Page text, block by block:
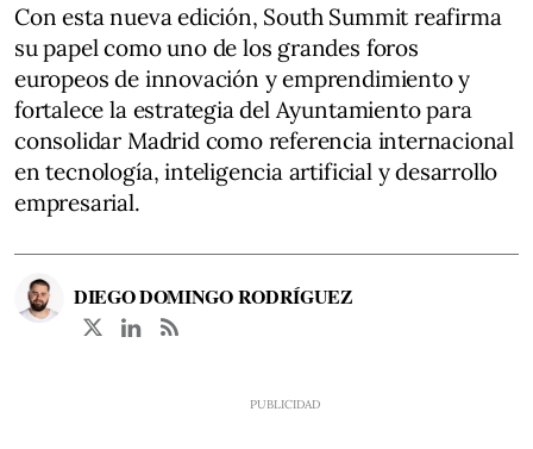
Con esta nueva edición, South Summit reafirma
su papel como uno de los grandes foros
europeos de innovación y emprendimiento y
fortalece la estrategia del Ayuntamiento para
consolidar Madrid como referencia internacional
en tecnología, inteligencia artificial y desarrollo
empresarial.
DIEGO DOMINGO RODRÍGUEZ